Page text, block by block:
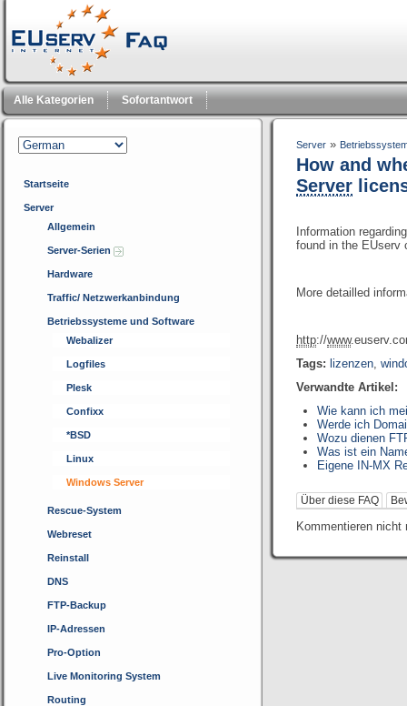
Alle Kategorien Sofortantwort
Startseite
Server
Allgemein
Server-Serien
Hardware
Traffic/ Netzwerkanbindung
Betriebssysteme und Software
Webalizer
Logfiles
Plesk
Confixx
*BSD
Linux
Windows Server
Rescue-System
Webreset
Reinstall
DNS
FTP-Backup
IP-Adressen
Pro-Option
Live Monitoring System
Routing
Server »
How and
Server
Information
found in the EUserv
More detailled
http://www
Tags: lizenzen,
Verwandte Artikel:
Wie kann ich
Werde ich
Wozu dienen
Was ist ein
Eigene IN-MX
Über diese FAQ
Kommentieren nicht